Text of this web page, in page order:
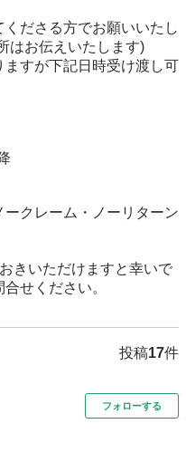
ださる方でお願いいたし
はお伝えいたします)
ますが下記日時受け渡し可
クレーム・ノーリターン
きいただけますと幸いで
せください。
投稿17件
フォローする